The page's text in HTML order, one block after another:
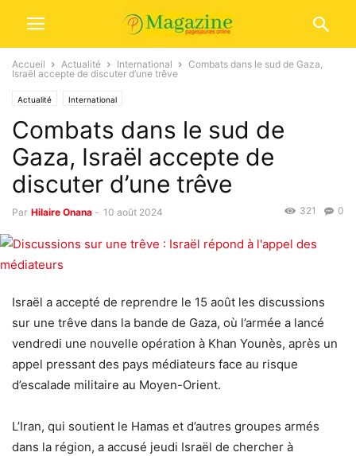
Accueil Actualité International
Combats dans le sud de Gaza,
Israël accepte de discuter d’une trêve
Actualité International
Combats dans le sud de
Gaza, Israël accepte de
discuter d’une trêve
Par Hilaire Onana - 10 août 2024 0
321
Israël a accepté de reprendre le 15 août les discussions
sur une trêve dans la bande de Gaza, où l’armée a lancé
vendredi une nouvelle opération à Khan Younès, après un
appel pressant des pays médiateurs face au risque
d’escalade militaire au Moyen-Orient.
L’Iran, qui soutient le Hamas et d’autres groupes armés
dans la région, a accusé jeudi Israël de chercher à